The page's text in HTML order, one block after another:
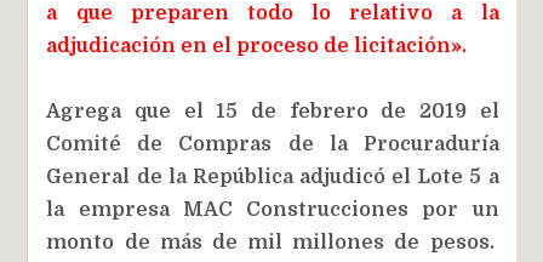
a que preparen todo lo relativo a la
adjudicación en el proceso de licitación».
Agrega que el 15 de febrero de 2019 el
Comité de Compras de la Procuraduría
General de la República adjudicó el Lote 5 a
la empresa MAC Construcciones por un
monto de más de mil millones de pesos.